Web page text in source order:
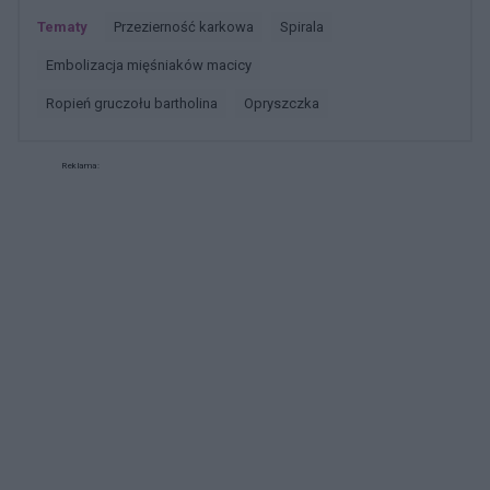
Tematy przezierność karkowa spirala
embolizacja mięśniaków macicy
ropień gruczołu bartholina opryszczka
Reklama: